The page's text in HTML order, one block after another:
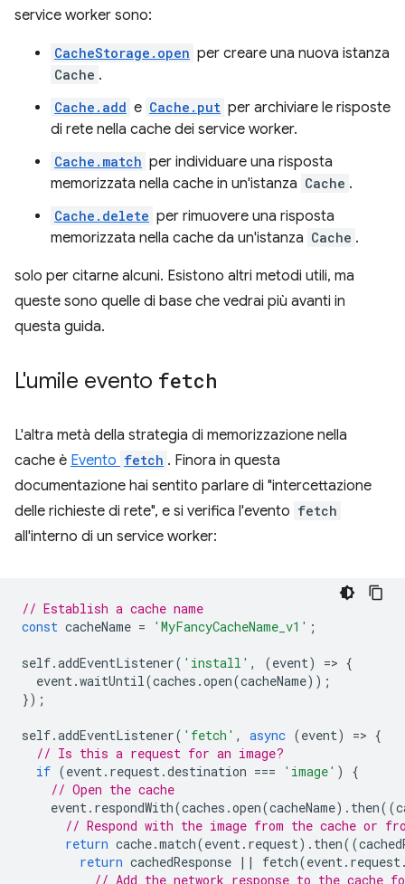
service worker sono:
CacheStorage.open per creare una nuova istanza
Cache .
Cache.add e Cache.put per archiviare le risposte
di rete nella cache dei service worker.
Cache.match per individuare una risposta
memorizzata nella cache in un'istanza Cache .
Cache.delete per rimuovere una risposta
memorizzata nella cache da un'istanza Cache .
solo per citarne alcuni. Esistono altri metodi utili, ma
queste sono quelle di base che vedrai più avanti in
questa guida.
L'umile evento fetch
L'altra metà della strategia di memorizzazione nella
cache è Evento fetch . Finora in questa
documentazione hai sentito parlare di "intercettazione
delle richieste di rete", e si verifica l'evento fetch
all'interno di un service worker:
// Establish a cache name
const cacheName = 'MyFancyCacheName_v1' ;
self.addEventListener( 'install' , (event) => {
event.waitUntil(caches .open(cacheName));
});
self.addEventListener( 'fetch' , async (event) => {
// Is this a request for an image?
if (event. request.destination === 'image' )
{
// Open the cache
event. respondWith(caches .open(cacheName). then((
// Respond with the image from the cache or
return cache.match(event. request). then((
return cachedResponse || fetch(event. request
// Add the network response to the